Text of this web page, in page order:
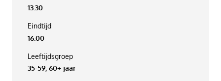
13.30
Eindtijd
16.00
Leeftijdsgroep
35-59, 60+ jaar